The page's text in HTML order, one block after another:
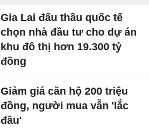
Gia Lai đấu thầu quốc tế
chọn nhà đầu tư cho dự án
khu đô thị hơn 19.300 tỷ
đồng
Giảm giá căn hộ 200 triệu
đồng, người mua vẫn 'lắc
đầu'